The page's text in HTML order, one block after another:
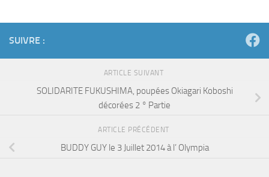
SUIVRE :
ARTICLE SUIVANT
SOLIDARITE FUKUSHIMA, poupées Okiagari Koboshi
décorées 2 ° Partie
ARTICLE PRÉCÉDENT
BUDDY GUY le 3 Juillet 2014 à l’ Olympia